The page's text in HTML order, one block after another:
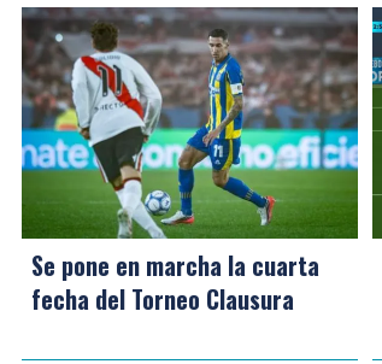
Se pone en marcha la cuarta
fecha del Torneo Clausura